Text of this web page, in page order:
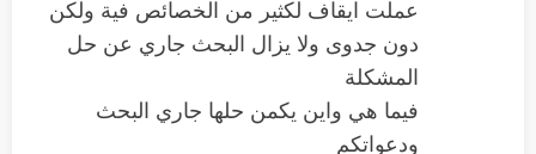
عملت ايقاف لكثير من الخصائص فية ولكن
دون جدوى ولا يزال البحث جاري عن حل
المشكلة
فيما هي واين يكمن حلها جاري البحث
ودعواتكم